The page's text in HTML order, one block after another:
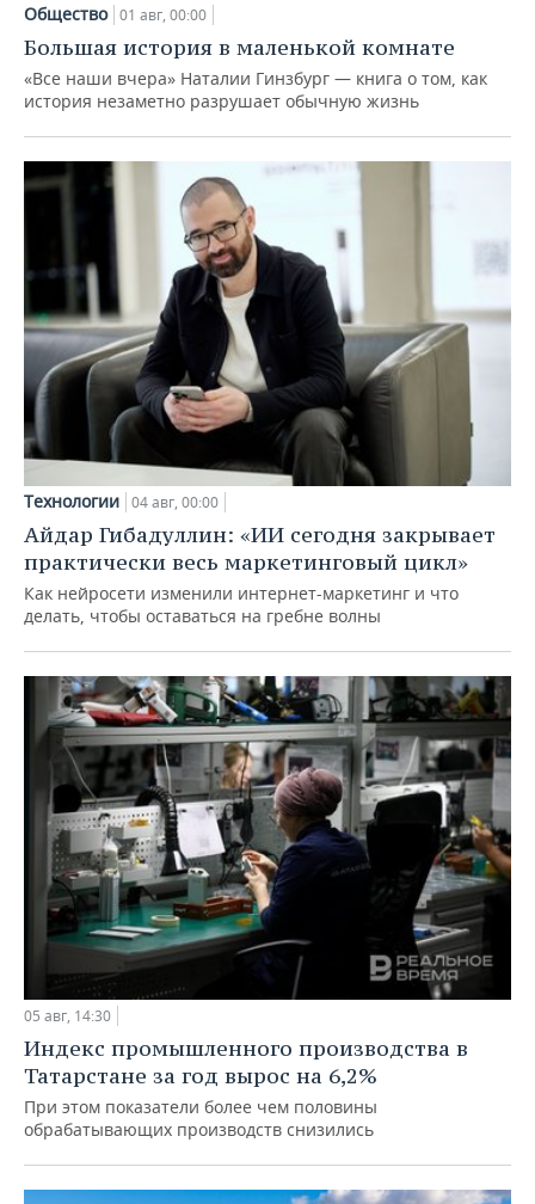
Общество 01 авг, 00:00
Большая история в маленькой комнате
«Все наши вчера» Наталии Гинзбург — книга о том, как
история незаметно разрушает обычную жизнь
Технологии 04 авг, 00:00
Айдар Гибадуллин: «ИИ сегодня закрывает
практически весь маркетинговый цикл»
Как нейросети изменили интернет-маркетинг и что
делать, чтобы оставаться на гребне волны
05 авг, 14:30
Индекс промышленного производства в
Татарстане за год вырос на 6,2%
При этом показатели более чем половины
обрабатывающих производств снизились